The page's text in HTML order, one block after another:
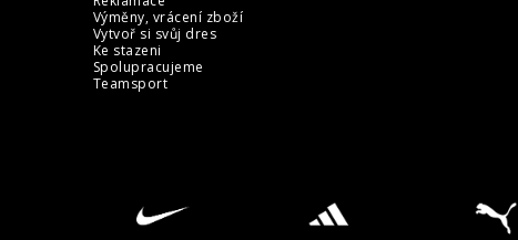
Výměny, vrácení zboží
Vytvoř si svůj dres
Ke stazeni
Spolupracujeme
Teamsport